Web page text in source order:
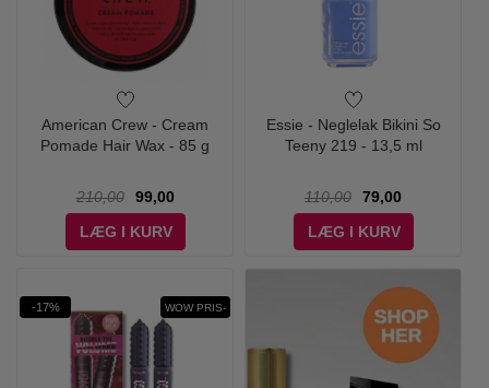
American Crew - Cream
Pomade Hair Wax - 85 g
210,00
99,00
LÆG I KURV
Essie - Neglelak Bikini So
Teeny 219 - 13,5 ml
110,00
79,00
LÆG I KURV
-17% WOW PRIS-